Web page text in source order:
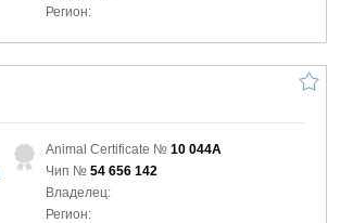
Регион:
Animal Certificate № 10 044A
Чип № 54 656 142
Владелец:
Регион: